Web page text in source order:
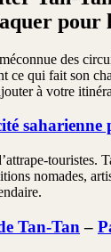
pour
des
ce qui fait son
à votre
saharienne
touristes.
nomades,
Tan-Tan –